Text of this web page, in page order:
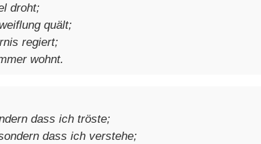
droht;
quält;
regiert;
wohnt.
dass ich tröste;
dass ich verstehe;